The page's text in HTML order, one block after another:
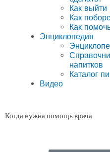
Как выйти
Как
Как
Энциклопедия
напитков
Каталог
Видео
Когда нужна помощь врача